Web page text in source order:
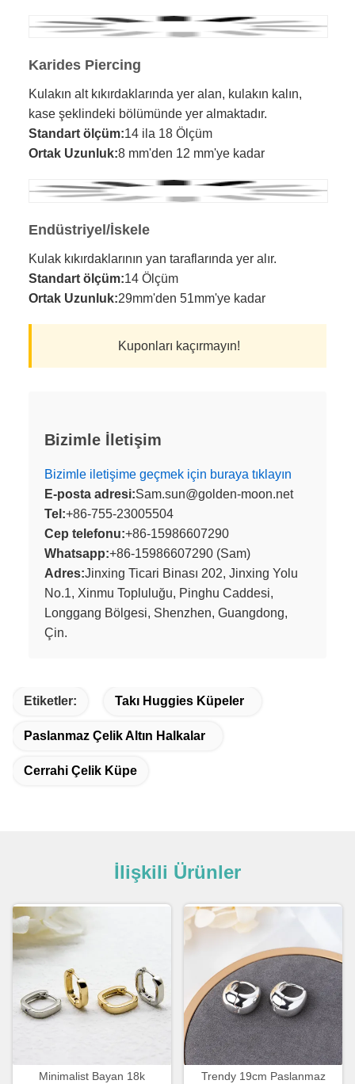
Karides Piercing
Kulakın alt kıkırdaklarında yer alan, kulakın kalın,
kase şeklindeki bölümünde yer almaktadır.
Standart ölçüm:14 ila 18 Ölçüm
Ortak Uzunluk:8 mm'den 12 mm'ye kadar
Endüstriyel/İskele
Kulak kıkırdaklarının yan taraflarında yer alır.
Standart ölçüm:14 Ölçüm
Ortak Uzunluk:29mm'den 51mm'ye kadar
Kuponları kaçırmayın!
Bizimle İletişim
Bizimle iletişime geçmek için buraya tıklayın
E-posta adresi:Sam.sun@golden-moon.net
Tel:+86-755-23005504
Cep telefonu:+86-15986607290
Whatsapp:+86-15986607290 (Sam)
Adres:Jinxing Ticari Binası 202, Jinxing Yolu
No.1, Xinmu Topluluğu, Pinghu Caddesi,
Longgang Bölgesi, Shenzhen, Guangdong,
Çin.
Etiketler: Takı Huggies Küpeler
Paslanmaz Çelik Altın Halkalar
Cerrahi Çelik Küpe
İlişkili Ürünler
Minimalist Bayan 18k
Trendy 19cm Paslanmaz